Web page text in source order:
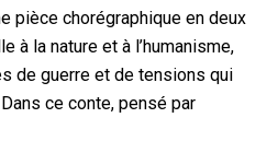
pièce chorégraphique en deux
à la nature et à l’humanisme,
de guerre et de tensions qui
ce conte, pensé par